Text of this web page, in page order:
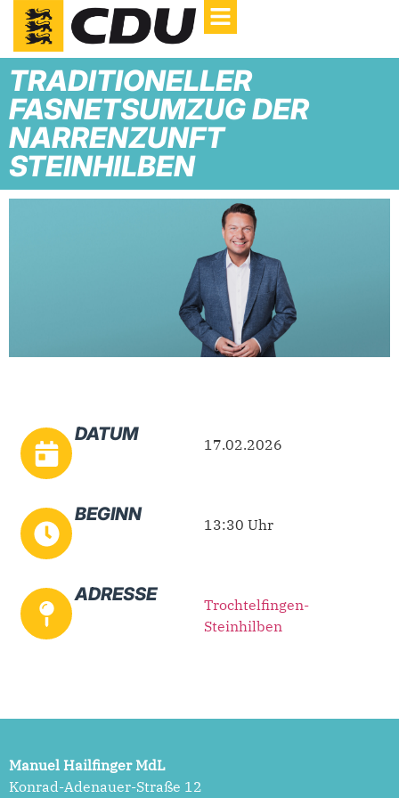
TRADITIONELLER
FASNETSUMZUG DER
NARRENZUNFT
STEINHILBEN
DATUM 17.02.2026
BEGINN 13:30 Uhr
ADRESSE
Trochtelfingen-
Steinhilben
Manuel Hailfinger MdL
Konrad-Adenauer-Straße 12